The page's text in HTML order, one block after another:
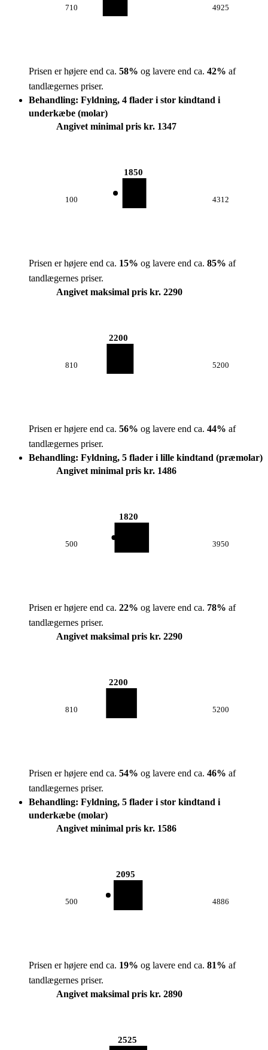
710 4925
Prisen er højere end ca. 58% og lavere end ca. 42% af
tandlægernes priser.
Behandling: Fyldning, 4 flader i stor kindtand i
underkæbe (molar)
Angivet minimal pris kr. 1347
100
1850
4312
Prisen er højere end ca. 15% og lavere end ca. 85% af
tandlægernes priser.
Angivet maksimal pris kr. 2290
810
2200
5200
Prisen er højere end ca. 56% og lavere end ca. 44% af
tandlægernes priser.
Behandling: Fyldning, 5 flader i lille kindtand (præmolar)
Angivet minimal pris kr. 1486
500
1820
3950
Prisen er højere end ca. 22% og lavere end ca. 78% af
tandlægernes priser.
Angivet maksimal pris kr. 2290
810
2200
5200
Prisen er højere end ca. 54% og lavere end ca. 46% af
tandlægernes priser.
Behandling: Fyldning, 5 flader i stor kindtand i
underkæbe (molar)
Angivet minimal pris kr. 1586
500
2095
4886
Prisen er højere end ca. 19% og lavere end ca. 81% af
tandlægernes priser.
Angivet maksimal pris kr. 2890
2525